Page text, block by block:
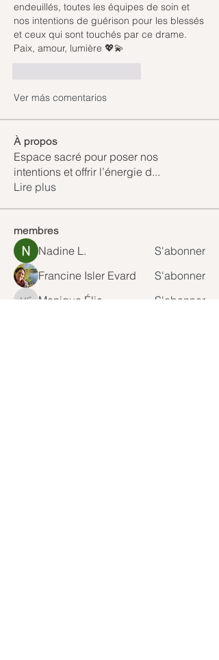
endeuillés, toutes les équipes de soin et
nos intentions de guérison pour les blessés
et ceux qui sont touchés par ce drame.
Paix, amour, lumière 💖💫
Ver más comentarios
À propos
Espace sacré pour poser nos
intentions et offrir l’énergie d...
Lire plus
membres
Nadine L.
S'abonner
Francine Isler Evard
S'abonner
Monique Élie
S'abonner